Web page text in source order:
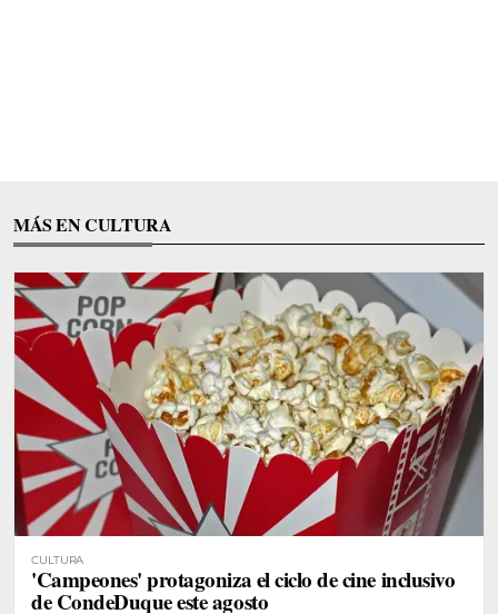
MÁS EN CULTURA
CULTURA
'Campeones' protagoniza el ciclo de cine inclusivo
de CondeDuque este agosto